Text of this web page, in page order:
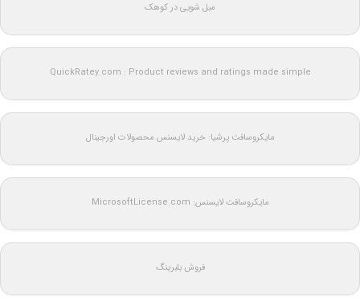
مبل شویی در کوهک
QuickRatey.com : Product reviews and ratings made simple
مایکروسافت پرشیا: خرید لایسنس محصولات اورجینال
مایکروسافت لایسنس: MicrosoftLicense.com
فروش بلبرینگ